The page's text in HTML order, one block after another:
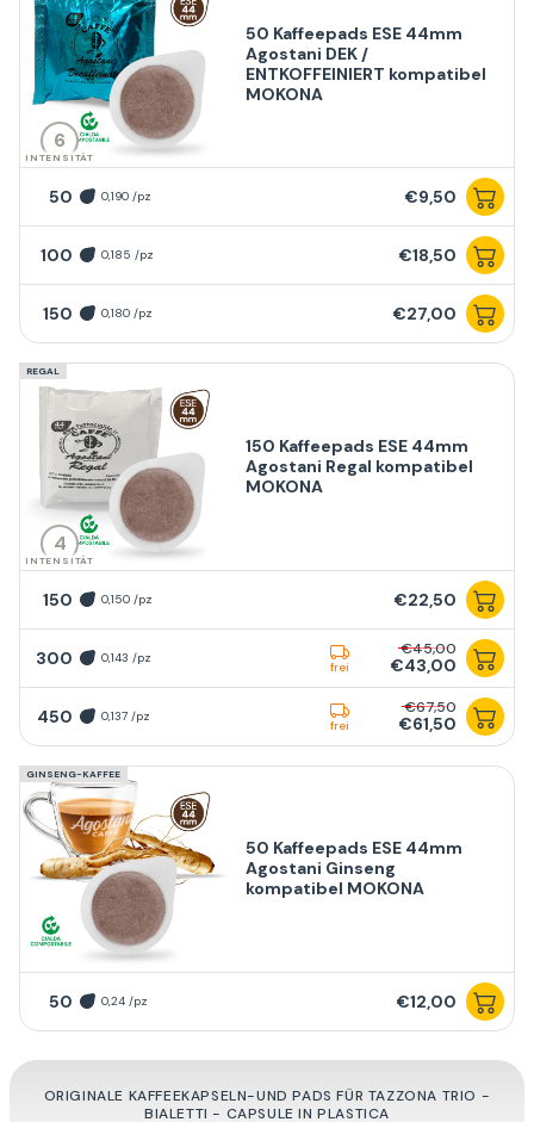
6
INTENSITÄT
50 Kaffeepads ESE 44mm
Agostani DEK /
ENTKOFFEINIERT kompatibel
MOKONA
50 0,190 /pz €9,50
100 0,185 /pz €18,50
150 0,180 /pz €27,00
REGAL
4
INTENSITÄT
150 Kaffeepads ESE 44mm
Agostani Regal kompatibel
MOKONA
150 0,150 /pz €22,50
300 0,143 /pz
frei
€45,00
€43,00
450 0,137 /pz
frei
€67,50
€61,50
GINSENG-KAFFEE
50 Kaffeepads ESE 44mm
Agostani Ginseng
kompatibel MOKONA
50 0,24 /pz €12,00
ORIGINALE KAFFEEKAPSELN-UND PADS FÜR TAZZONA TRIO -
BIALETTI - CAPSULE IN PLASTICA